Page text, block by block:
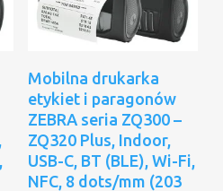
Dodaj Do Koszyka
Mobilna drukarka
etykiet i paragonów
ZEBRA seria ZQ300 –
ZQ320 Plus, Indoor,
USB-C, BT (BLE), Wi-Fi,
NFC, 8 dots/mm (203